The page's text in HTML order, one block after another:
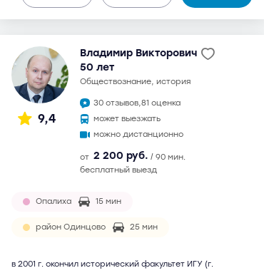
9,4
Владимир Викторович
50 лет
обществознание, история
30 отзывов,81 оценка
может выезжать
можно дистанционно
от 2 200 руб. / 90 мин.
бесплатный выезд
Опалиха 15 мин
район Одинцово 25 мин
в 2001 г. окончил исторический факультет ИГУ (г.